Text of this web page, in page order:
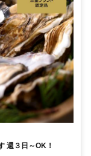
週３日～OK！